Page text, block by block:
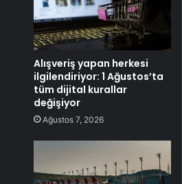
Alışveriş yapan herkesi
ilgilendiriyor: 1 Ağustos’ta
tüm dijital kurallar
değişiyor
Ağustos 7, 2026